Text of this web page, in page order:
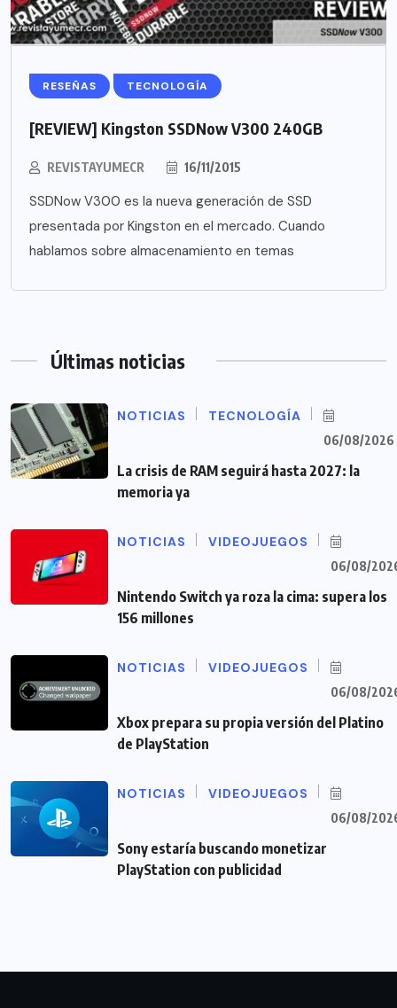
RESEÑAS TECNOLOGÍA
[REVIEW] Kingston SSDNow V300 240GB
REVISTAYUMECR 16/11/2015
SSDNow V300 es la nueva generación de SSD
presentada por Kingston en el mercado. Cuando
hablamos sobre almacenamiento en temas
Últimas noticias
NOTICIAS TECNOLOGÍA
06/08/2026
La crisis de RAM seguirá hasta 2027: la
memoria ya
NOTICIAS VIDEOJUEGOS
06/08/
Nintendo Switch ya roza la cima: supera los
156 millones
NOTICIAS VIDEOJUEGOS
06/08/
Xbox prepara su propia versión del Platino
de PlayStation
NOTICIAS VIDEOJUEGOS
06/08/
Sony estaría buscando monetizar
PlayStation con publicidad